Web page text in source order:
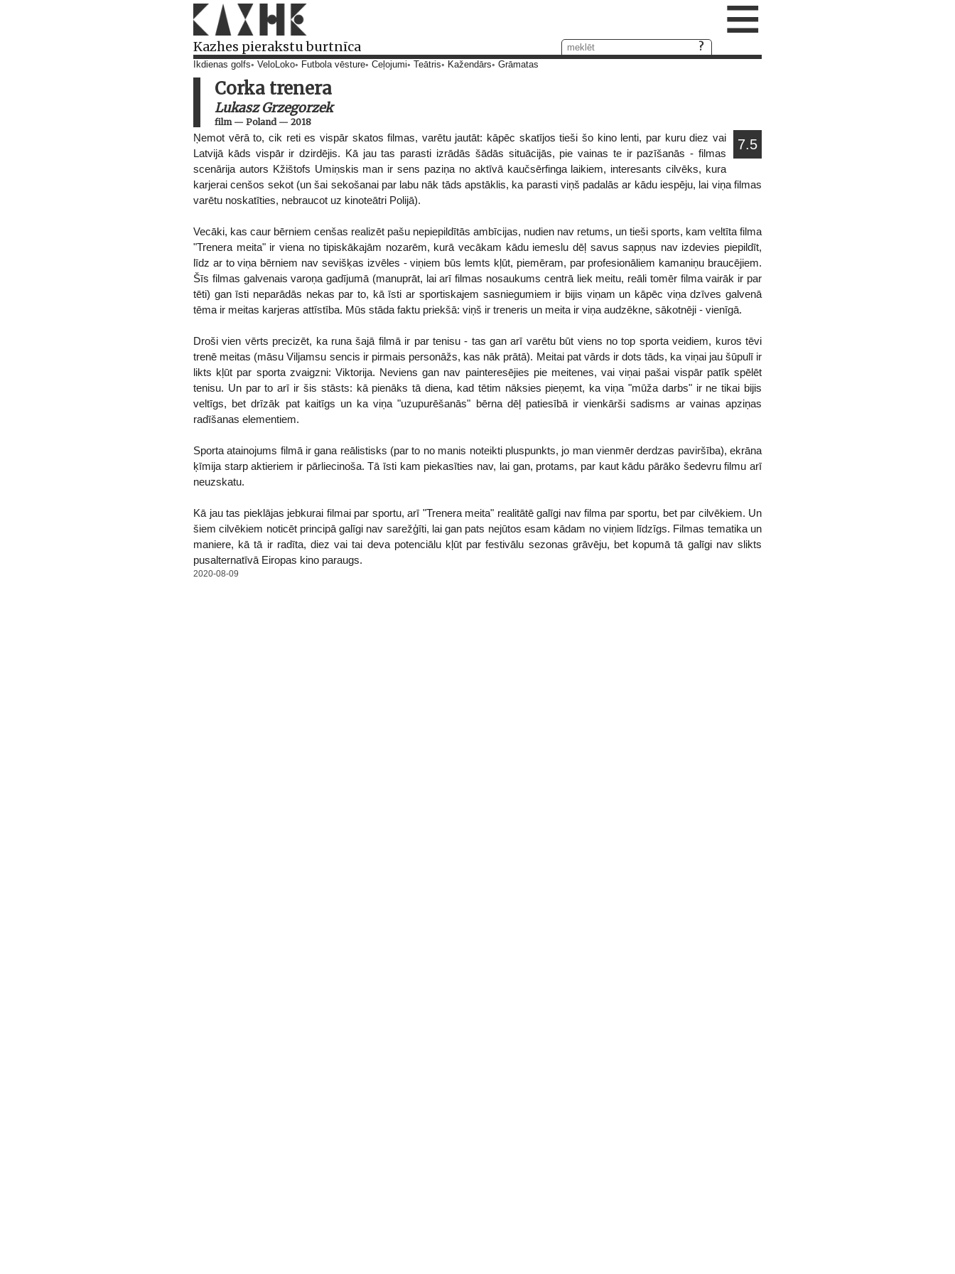
Kazhes pierakstu burtnīca ≡
Ikdienas golfs VeloLoko Futbola vēsture Ceļojumi Teātris Kažendārs Grāmatas
Corka trenera
Lukasz Grzegorzek
film— Poland— 2018
7.5
Ņemot vērā to, cik reti es vispār skatos filmas, varētu jautāt: kāpēc skatījos tieši šo kino lenti, par kuru diez vai
Latvijā kāds vispār ir dzirdējis. Kā jau tas parasti izrādās šādās situācijās, pie vainas te ir pazīšanās - filmas
scenārija autors Kžištofs Umiņskis man ir sens paziņa no aktīvā kaučsērfinga laikiem, interesants cilvēks, kura
karjerai cenšos sekot (un šai sekošanai par labu nāk tāds apstāklis, ka parasti viņš padalās ar kādu iespēju, lai viņa filmas
varētu noskatīties, nebraucot uz kinoteātri Polijā).
Vecāki, kas caur bērniem cenšas realizēt pašu nepiepildītās ambīcijas, nudien nav retums, un tieši sports, kam veltīta filma
"Trenera meita" ir viena no tipiskākajām nozarēm, kurā vecākam kādu iemeslu dēļ savus sapņus nav izdevies piepildīt,
līdz ar to viņa bērniem nav sevišķas izvēles - viņiem būs lemts kļūt, piemēram, par profesionāliem kamaniņu braucējiem.
Šīs filmas galvenais varoņa gadījumā (manuprāt, lai arī filmas nosaukums centrā liek meitu, reāli tomēr filma vairāk ir par
tēti) gan īsti neparādās nekas par to, kā īsti ar sportiskajem sasniegumiem ir bijis viņam un kāpēc viņa dzīves galvenā
tēma ir meitas karjeras attīstība. Mūs stāda faktu priekšā: viņš ir treneris un meita ir viņa audzēkne, sākotnēji - vienīgā.
Droši vien vērts precizēt, ka runa šajā filmā ir par tenisu - tas gan arī varētu būt viens no top sporta veidiem, kuros tēvi
trenē meitas (māsu Viljamsu sencis ir pirmais personāžs, kas nāk prātā). Meitai pat vārds ir dots tāds, ka viņai jau šūpulī ir
likts kļūt par sporta zvaigzni: Viktorija. Neviens gan nav painteresējies pie meitenes, vai viņai pašai vispār patīk spēlēt
tenisu. Un par to arī ir šis stāsts: kā pienāks tā diena, kad tētim nāksies pieņemt, ka viņa "mūža darbs" ir ne tikai bijis
veltīgs, bet drīzāk pat kaitīgs un ka viņa "uzupurēšanās" bērna dēļ patiesībā ir vienkārši sadisms ar vainas apziņas
radīšanas elementiem.
Sporta atainojums filmā ir gana reālistisks (par to no manis noteikti pluspunkts, jo man vienmēr derdzas paviršība), ekrāna
ķīmija starp aktieriem ir pārliecinoša. Tā īsti kam piekasīties nav, lai gan, protams, par kaut kādu pārāko šedevru filmu arī
neuzskatu.
Kā jau tas pieklājas jebkurai filmai par sportu, arī "Trenera meita" realitātē galīgi nav filma par sportu, bet par cilvēkiem. Un
šiem cilvēkiem noticēt principā galīgi nav sarežģīti, lai gan pats nejūtos esam kādam no viņiem līdzīgs. Filmas tematika un
maniere, kā tā ir radīta, diez vai tai deva potenciālu kļūt par festivālu sezonas grāvēju, bet kopumā tā galīgi nav slikts
pusalternatīvā Eiropas kino paraugs.
2020-08-09